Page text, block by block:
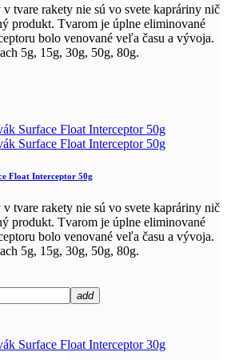
tvare rakety nie sú vo svete kapráriny nič
produkt. Tvarom je úplne eliminované
bolo venované veľa času a vývoja.
5g, 15g, 30g, 50g, 80g.
Float Interceptor 50g
tvare rakety nie sú vo svete kapráriny nič
produkt. Tvarom je úplne eliminované
bolo venované veľa času a vývoja.
5g, 15g, 30g, 50g, 80g.
add